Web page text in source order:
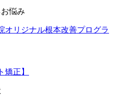
悩み
オリジナル根本改善プログラ
正】